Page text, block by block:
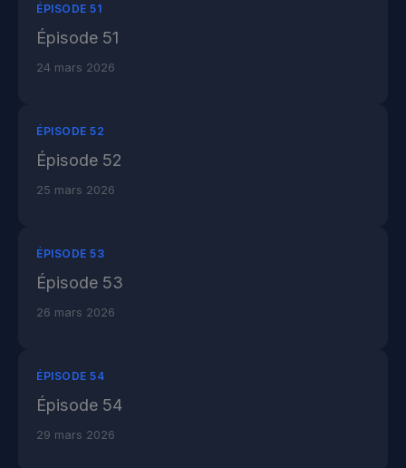
ÉPISODE 51
Épisode 51
24 mars 2026
ÉPISODE 52
Épisode 52
25 mars 2026
ÉPISODE 53
Épisode 53
26 mars 2026
ÉPISODE 54
Épisode 54
29 mars 2026